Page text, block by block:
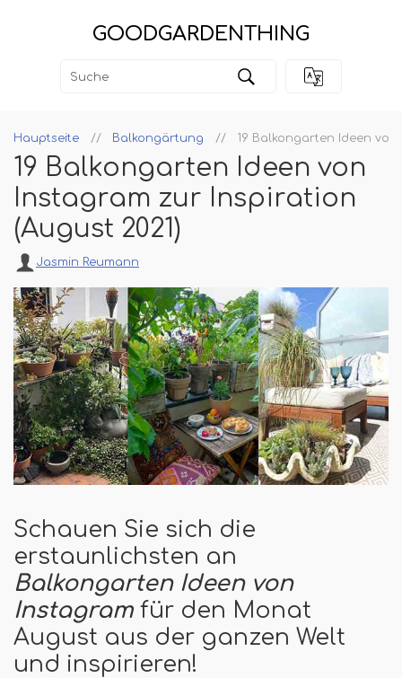
GOODGARDENTHING
Hauptseite Balkongärtung 19 Balkongarten Ideen
19 Balkongarten Ideen von
Instagram zur Inspiration
(August 2021)
Jasmin Reumann
Schauen Sie sich die
erstaunlichsten an
Balkongarten Ideen von
Instagram für den Monat
August aus der ganzen Welt
und inspirieren!